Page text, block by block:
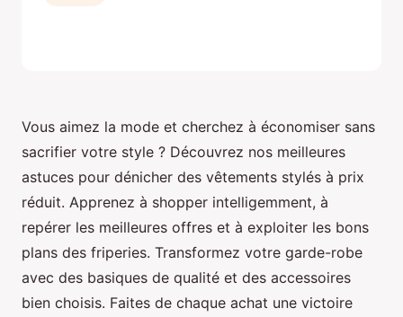
Vous aimez la mode et cherchez à économiser sans
sacrifier votre style ? Découvrez nos meilleures
astuces pour dénicher des vêtements stylés à prix
réduit. Apprenez à shopper intelligemment, à
repérer les meilleures offres et à exploiter les bons
plans des friperies. Transformez votre garde-robe
avec des basiques de qualité et des accessoires
bien choisis. Faites de chaque achat une victoire